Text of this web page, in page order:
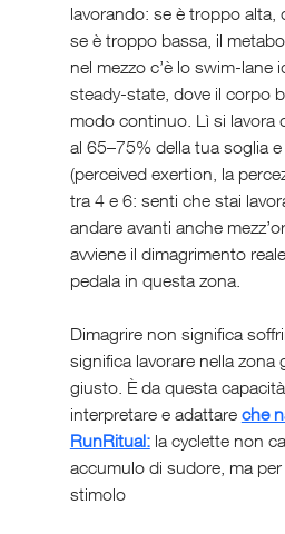
lavorando: se è troppo alta,
se è troppo bassa, il
nel mezzo c’è lo swim-lane
steady-state, dove il corpo
modo continuo. Lì si lavora
al 65–75% della tua soglia
(perceived exertion, la
tra 4 e 6: senti che stai
andare avanti anche
avviene il dimagrimento
pedala in questa zona.
Dimagrire non significa
significa lavorare nella zona
giusto. È da questa
interpretare e adattare che
RunRitual: la cyclette non
accumulo di sudore, ma
stimolo